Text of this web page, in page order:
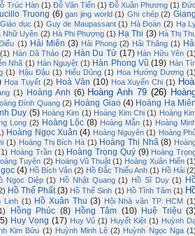
Trúc Hàn (1) Đỗ Văn Tiến (1) Đỗ Xuân Phương (1)
Truong (6) gan jing world (1) Ghi chép (2)
Giáo dục (1) Guy de Maupassant (1) Hà Đoàn (2) Hạ
Nhữ Uyên (2) Hà Phi Phượng (1) Hạ Thi (3) Hà Thị
(1) Hải Miên (3) Hải Phong (2) Hải Thăng (1)
(1) Hàn Dã Thảo (2) Hàn Du Tử (17) Hàn Hữu Yên
Nhã (1) Hàn Nguyệt (1) Hàn Phong Vũ (19) Hàn
(1) Hậu Đậu (1) Hiếu Dũng (1) Hoa Hướng Dương
Hoa Tuyết (2) Hoà Văn (10) Hoa Xuyến Chi (1)
(1) Hoàng Anh (6) Hoàng Anh 79 (26)
Đình Quang (2) Hoàng Giao (4) Hoàng Hạ
Duy (5) Hoàng Kim (1) Hoàng Kim Chi (1) Hoàng
Long (2) Hoàng Lộc (8) Hoàng Mẫn (1) Hoàng
Hoàng Ngọc Xuân (4) Hoàng Nguyên (1) Hoàng
(1) Hoàng Thị Bích Hà (1) Hoàng Thị Nhã (8)
Hoàng Trần (1) Hoàng Trọng Quý (9) Hoàng
Tuyên (2) Hoàng Vũ Thuật (1) Hoàng Xuân Hiến
(4) Hồ Bích Vân (2) Hồ Đắc Thiếu Anh (1) Hồ Hải
Ngọc Diệp (1) Hồ Nhật Quang (1) Hồ Sĩ Duy (1)
Hồ Thế Phất (3) Hồ Thế Sinh (1) Hồ Tĩnh Tâm (1)
Linh (1) Hồ Xuân Thu (3) Hội Nhà văn TP. HCM
Hồng Phúc (8) Hồng Tâm (10) Huệ Triệu
Huy Vọng (17) Huy Vũ (1) Huyết Kiệt (1) Huỳnh
Kim Bửu (1) Huỳnh Minh Lệ (2) Huỳnh Ngọc Nga